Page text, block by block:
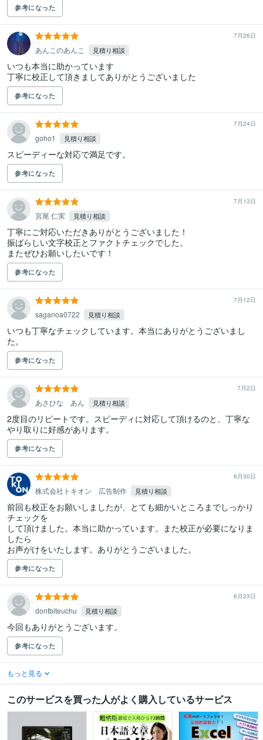
参考になった
7月26日
あんこのあんこ 見積り相談
いつも本当に助かっています
丁寧に校正して頂きましてありがとうございました
参考になった
7月24日
goho1 見積り相談
スピーディーな対応で満足です。
参考になった
7月13日
宮尾 仁実 見積り相談
丁寧にご対応いただきありがとうございました！
振ばらしい文字校正とファクトチェックでした。
またぜひお願いしたいです！
参考になった
7月12日
saganoa0722 見積り相談
いつも丁寧なチェックしています。本当にありがとうございまし
た。
参考になった
7月2日
あさひな あん 見積り相談
2度目のリピートです。スピーディに対応して頂けるのと、丁寧な
やり取りに好感があります。
参考になった
6月30日
株式会社トキオン 広告制作 見積り相談
前回も校正をお願いしましたが、とても細かいところまでしっかり
チェックを
して頂けました。本当に助かっています。また校正が必要になりま
したら
お声がけをいたします。ありがとうございました。
参考になった
6月23日
dontbiteuchu 見積り相談
今回もありがとうございます。
参考になった
もっと見る
このサービスを買った人がよく購入しているサービス